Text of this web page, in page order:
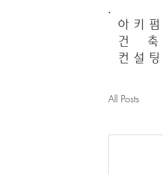
아 키 펌
건 축
컨 설 팅
All Posts